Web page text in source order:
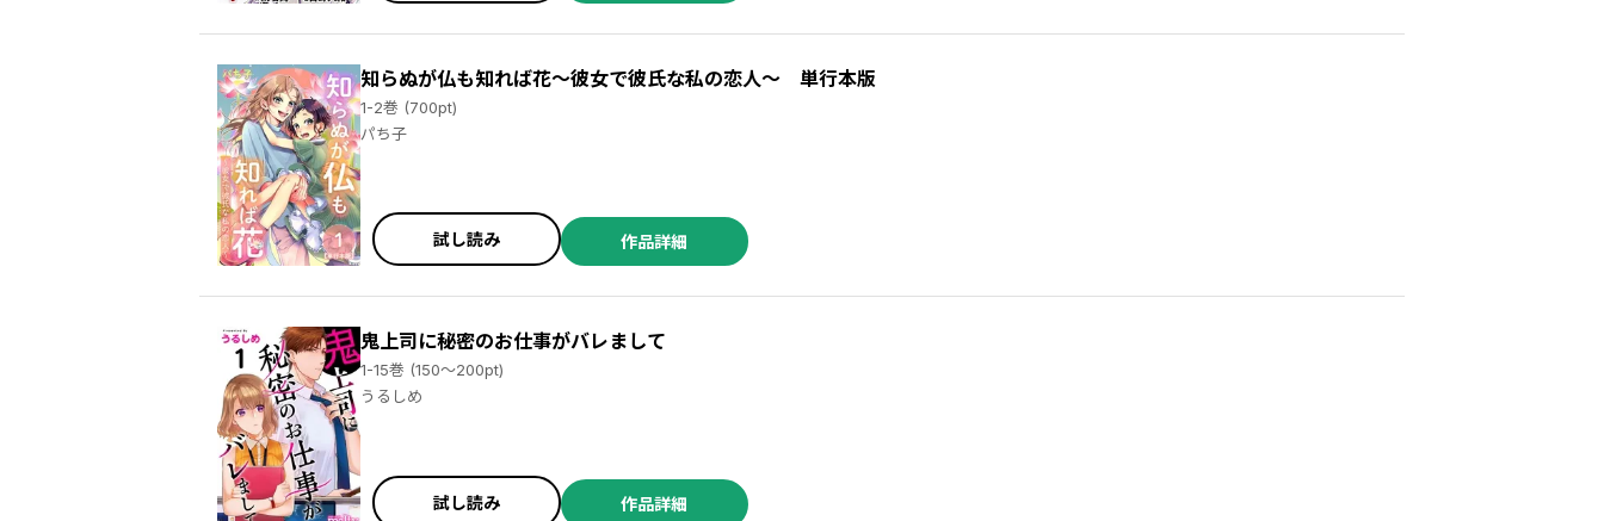
知らぬが仏も知れば花～彼女で彼氏な私の恋人～ 単行本版
1-2巻 (700pt)
パち子
試し読み 作品詳細
鬼上司に秘密のお仕事がバレまして
1-15巻 (150～200pt)
うるしめ
試し読み 作品詳細